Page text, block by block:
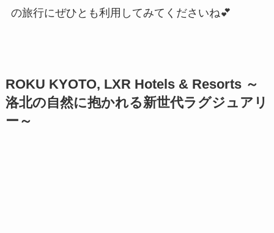
の旅行にぜひとも利用してみてくださいね💕
ROKU KYOTO, LXR Hotels & Resorts ～
洛北の自然に抱かれる新世代ラグジュアリ
ー～